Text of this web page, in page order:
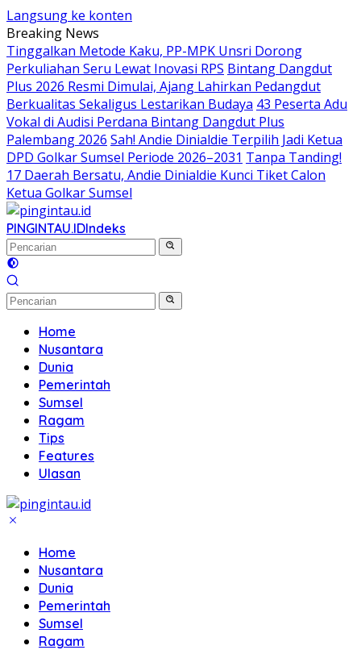
Langsung ke konten
Breaking News
Tinggalkan Metode Kaku, PP-MPK Unsri Dorong
Perkuliahan Seru Lewat Inovasi RPS Bintang Dangdut
Plus 2026 Resmi Dimulai, Ajang Lahirkan Pedangdut
Berkualitas Sekaligus Lestarikan Budaya 43 Peserta Adu
Vokal di Audisi Perdana Bintang Dangdut Plus
Palembang 2026 Sah! Andie Dinialdie Terpilih Jadi Ketua
DPD Golkar Sumsel Periode 2026–2031 Tanpa Tanding!
17 Daerah Bersatu, Andie Dinialdie Kunci Tiket Calon
Ketua Golkar Sumsel
PINGINTAU.IDIndeks
Home
Nusantara
Dunia
Pemerintah
Sumsel
Ragam
Tips
Features
Ulasan
Home
Nusantara
Dunia
Pemerintah
Sumsel
Ragam